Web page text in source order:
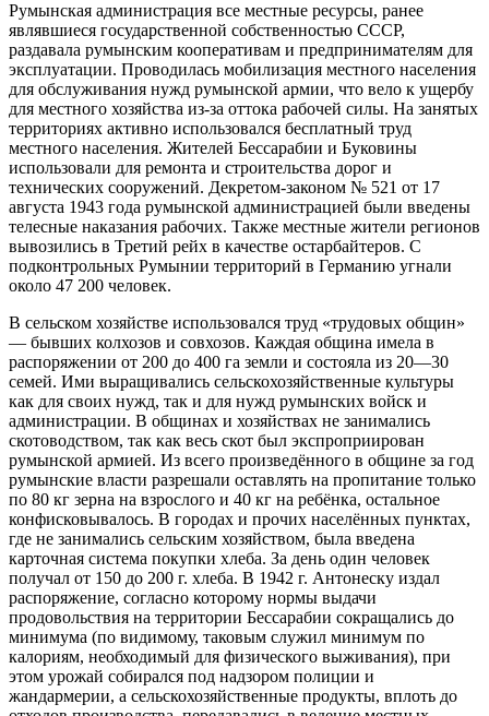
Румынская администрация все местные ресурсы, ранее
являвшиеся государственной собственностью СССР,
раздавала румынским кооперативам и предпринимателям для
эксплуатации. Проводилась мобилизация местного населения
для обслуживания нужд румынской армии, что вело к ущербу
для местного хозяйства из-за оттока рабочей силы. На занятых
территориях активно использовался бесплатный труд
местного населения. Жителей Бессарабии и Буковины
использовали для ремонта и строительства дорог и
технических сооружений. Декретом-законом № 521 от 17
августа 1943 года румынской администрацией были введены
телесные наказания рабочих. Также местные жители регионов
вывозились в Третий рейх в качестве остарбайтеров. С
подконтрольных Румынии территорий в Германию угнали
около 47 200 человек.
В сельском хозяйстве использовался труд «трудовых общин»
— бывших колхозов и совхозов. Каждая община имела в
распоряжении от 200 до 400 га земли и состояла из 20—30
семей. Ими выращивались сельскохозяйственные культуры
как для своих нужд, так и для нужд румынских войск и
администрации. В общинах и хозяйствах не занимались
скотоводством, так как весь скот был экспроприирован
румынской армией. Из всего произведённого в общине за год
румынские власти разрешали оставлять на пропитание только
по 80 кг зерна на взрослого и 40 кг на ребёнка, остальное
конфисковывалось. В городах и прочих населённых пунктах,
где не занимались сельским хозяйством, была введена
карточная система покупки хлеба. За день один человек
получал от 150 до 200 г. хлеба. В 1942 г. Антонеску издал
распоряжение, согласно которому нормы выдачи
продовольствия на территории Бессарабии сокращались до
минимума (по видимому, таковым служил минимум по
калориям, необходимый для физического выживания), при
этом урожай собирался под надзором полиции и
жандармерии, а сельскохозяйственные продукты, вплоть до